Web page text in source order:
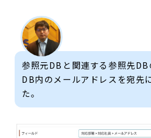
参照元DBと関連する参照先
DB内のメールアドレスを宛先
た。